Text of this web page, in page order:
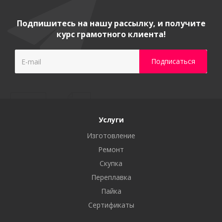
Подпишитесь на нашу рассылку, и получите
курс грамотного клиента!
Услуги
Изготовление
Ремонт
Скупка
Переплавка
Пайка
Сертификаты